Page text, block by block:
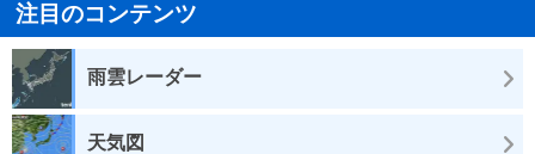
注目のコンテンツ
雨雲レーダー
天気図